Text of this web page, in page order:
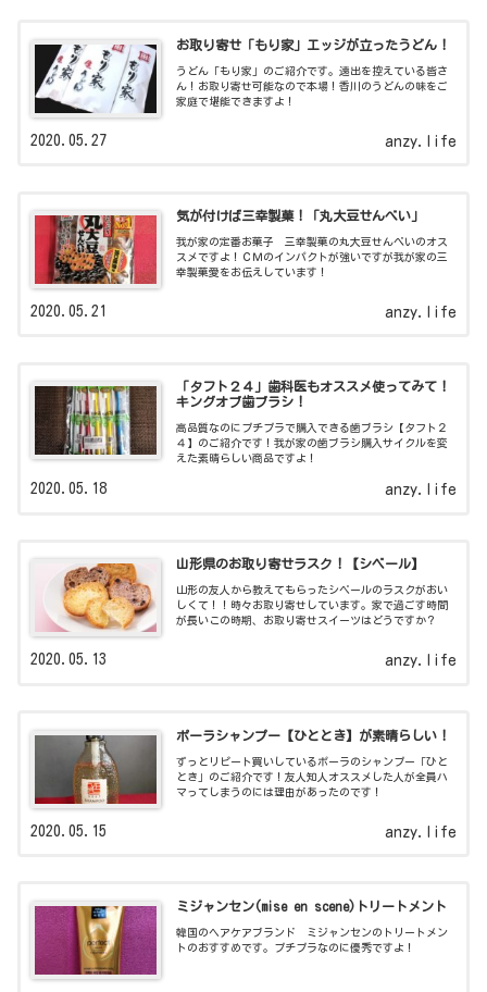
お取り寄せ「もり家」エッジが立ったうどん！
うどん「もり家」のご紹介です。遠出を控えている皆さ
ん！お取り寄せ可能なので本場！香川のうどんの味をご
家庭で堪能できますよ！
anzy.life
2020.05.27
気が付けば三幸製菓！「丸大豆せんべい」
我が家の定番お菓子 三幸製菓の丸大豆せんべいのオス
スメですよ！ＣＭのインパクトが強いですが我が家の三
幸製菓愛をお伝えしています！
anzy.life
2020.05.21
「タフト２４」歯科医もオススメ使ってみて！
キングオブ歯ブラシ！
高品質なのにプチプラで購入できる歯ブラシ【タフト２
４】のご紹介です！我が家の歯ブラシ購入サイクルを変
えた素晴らしい商品ですよ！
anzy.life
2020.05.18
山形県のお取り寄せラスク！【シベール】
山形の友人から教えてもらったシベールのラスクがおい
しくて！！時々お取り寄せしています。家で過ごす時間
が長いこの時期、お取り寄せスイーツはどうですか？
anzy.life
2020.05.13
ポーラシャンプー【ひととき】が素晴らしい！
ずっとリピート買いしているポーラのシャンプー「ひと
とき」のご紹介です！友人知人オススメした人が全員ハ
マってしまうのには理由があったのです！
anzy.life
2020.05.15
ミジャンセン(mise en scene)トリートメント
韓国のヘアケアブランド ミジャンセンのトリートメン
トのおすすめです。プチプラなのに優秀ですよ！